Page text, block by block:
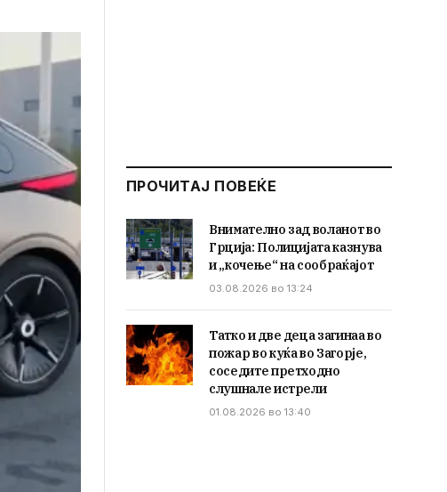
ПРОЧИТАЈ ПОВЕЌЕ
Внимателно зад воланот во
Грција: Полицијата казнува
и „кочење“ на сообраќајот
03.08.2026 во 13:24
Татко и две деца загинаа во
пожар во куќа во Загорје,
соседите претходно
слушнале истрели
01.08.2026 во 13:40